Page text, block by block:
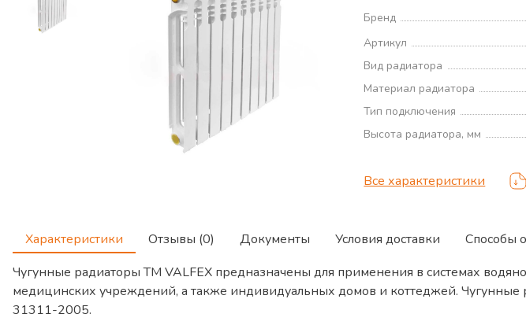
Бренд
Артикул
Вид радиатора
Материал радиатора
Тип подключения
Высота радиатора, мм
Все характеристики
Характеристики Отзывы (0) Документы Условия доставки Способы
Чугунные радиаторы TM VALFEX предназначены для применения в системах
медицинских учреждений, а также индивидуальных домов и коттеджей.
31311-2005.